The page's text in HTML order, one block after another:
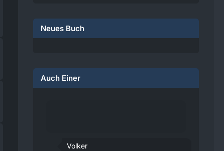
Neues Buch
Auch Einer
Volker